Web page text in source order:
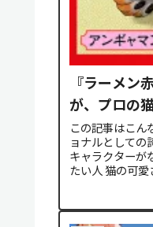
『ラーメン
が、プロの
この記事はこん
ョナルとしての
キャラクターが
たい人 猫の可